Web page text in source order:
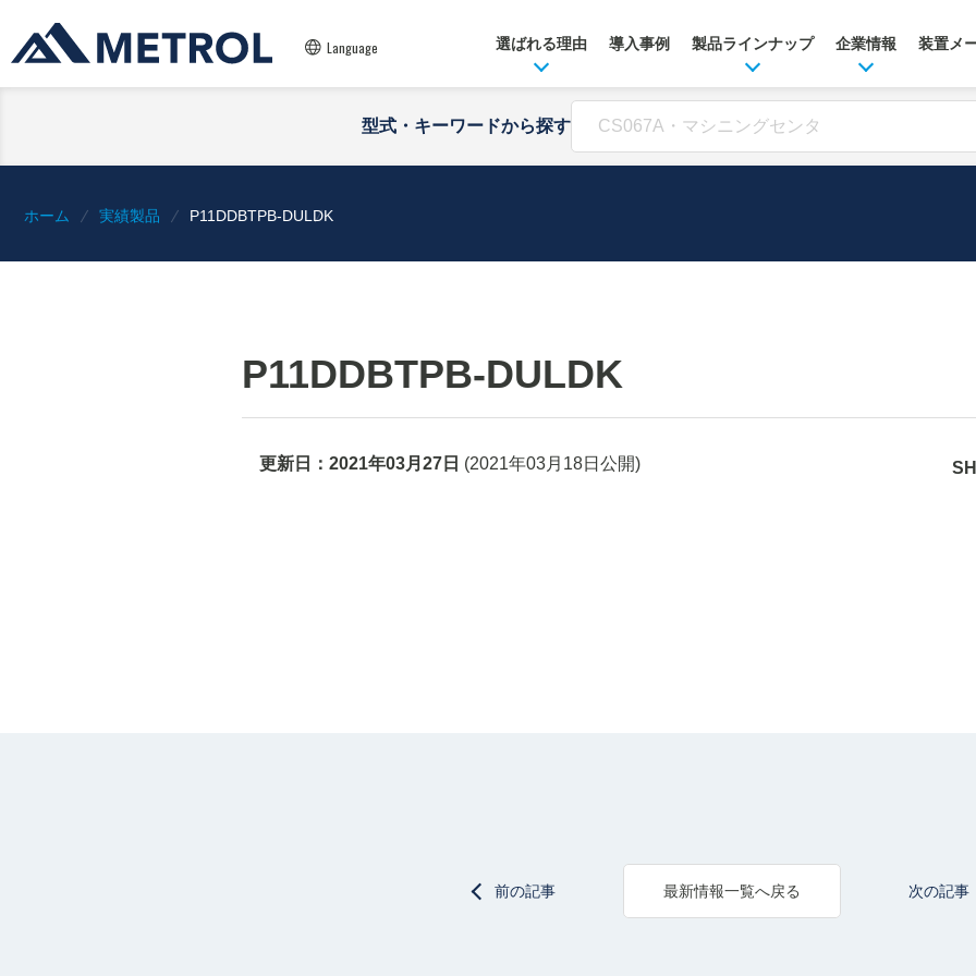
Language 選ばれる理由 導入事例 製品ラインナップ 企業情報 装置メ
型式・キーワードから探す
ホーム 実績製品 P11DDBTPB-DULDK
P11DDBTPB-DULDK
更新日： 2021年03月27日 (2021年03月18日 公開)
前の記事 最新情報一覧へ戻る 次の記事